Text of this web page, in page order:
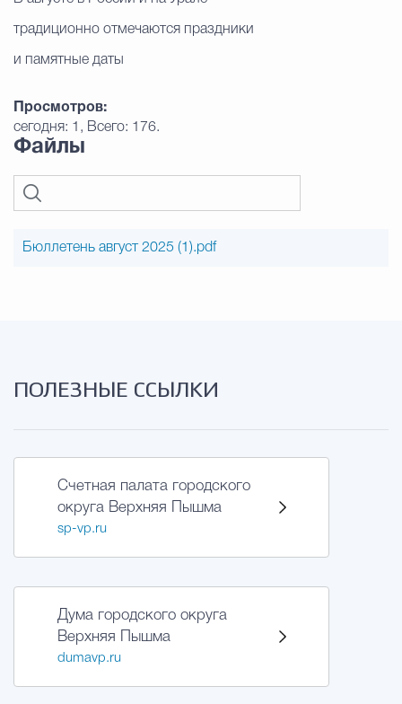
Градостроительство и
традиционно отмечаются праздники
и памятные даты
Просмотров:
сегодня: 1, Всего: 176.
Файлы
Бюллетень август 2025 (1).pdf
ПОЛЕЗНЫЕ ССЫЛКИ
Счетная палата городского
округа Верхняя Пышма
sp-vp.ru
Дума городского округа
Верхняя Пышма
dumavp.ru